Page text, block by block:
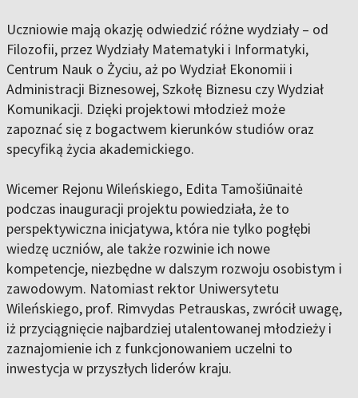
Uczniowie mają okazję odwiedzić różne wydziały – od
Filozofii, przez Wydziały Matematyki i Informatyki,
Centrum Nauk o Życiu, aż po Wydział Ekonomii i
Administracji Biznesowej, Szkołę Biznesu czy Wydział
Komunikacji. Dzięki projektowi młodzież może
zapoznać się z bogactwem kierunków studiów oraz
specyfiką życia akademickiego.
Wicemer Rejonu Wileńskiego, Edita Tamošiūnaitė
podczas inauguracji projektu powiedziała, że to
perspektywiczna inicjatywa, która nie tylko pogłębi
wiedzę uczniów, ale także rozwinie ich nowe
kompetencje, niezbędne w dalszym rozwoju osobistym i
zawodowym. Natomiast rektor Uniwersytetu
Wileńskiego, prof. Rimvydas Petrauskas, zwrócił uwagę,
iż przyciągnięcie najbardziej utalentowanej młodzieży i
zaznajomienie ich z funkcjonowaniem uczelni to
inwestycja w przyszłych liderów kraju.